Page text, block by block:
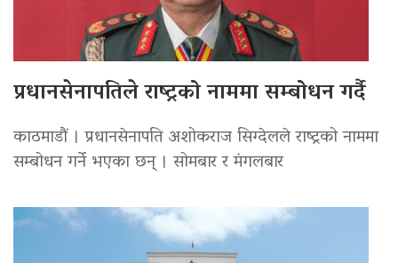
प्रधानसेनापतिले राष्ट्रको नाममा सम्बोधन गर्दै
काठमाडौं । प्रधानसेनापति अशोकराज सिग्देलले राष्ट्रको नाममा
सम्बोधन गर्ने भएका छन् । सोमबार र मंगलबार